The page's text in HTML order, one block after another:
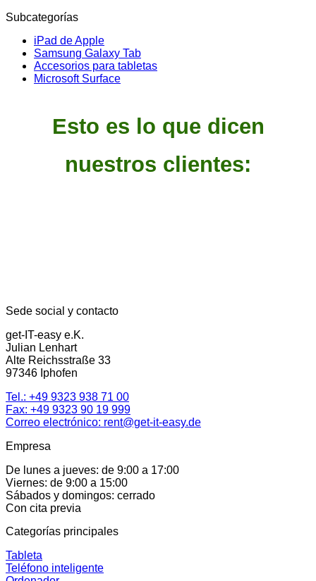
Subcategorías
iPad de Apple
Samsung Galaxy Tab
Accesorios para tabletas
Microsoft Surface
Esto es lo que dicen
nuestros clientes:
Sede social y contacto
get-IT-easy e.K.
Julian Lenhart
Alte Reichsstraße 33
97346 Iphofen
Tel.: +49 9323 938 71 00
Fax: +49 9323 90 19 999
Correo electrónico: rent@get-it-easy.de
Empresa
De lunes a jueves: de 9:00 a 17:00
Viernes: de 9:00 a 15:00
Sábados y domingos: cerrado
Con cita previa
Categorías principales
Tableta
Teléfono inteligente